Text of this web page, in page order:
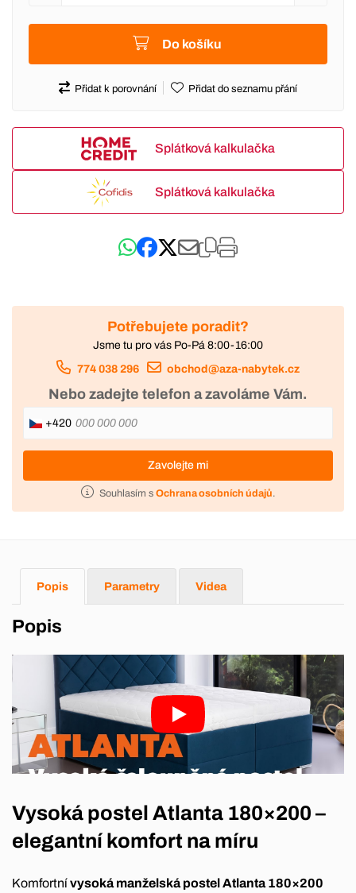
Do košíku
Přidat k porovnání Přidat do seznamu přání
Splátková kalkulačka
Splátková kalkulačka
Potřebujete poradit?
Jsme tu pro vás Po-Pá 8:00-16:00
774 038 296 obchod@aza-nabytek.cz
Nebo zadejte telefon a zavoláme Vám.
+420
Zavolejte mi
Souhlasím s Ochrana osobních údajů.
Popis Parametry Videa
Popis
Vysoká postel Atlanta 180×200 –
elegantní komfort na míru
Komfortnívysoká manželská postel Atlanta 180×200